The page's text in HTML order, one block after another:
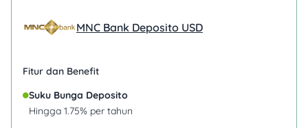
MNC Bank Deposito USD
Fitur dan Benefit
Suku Bunga Deposito
Hingga 1.75% per tahun